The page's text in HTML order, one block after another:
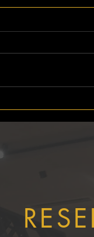
【実践型勉
ての実践型